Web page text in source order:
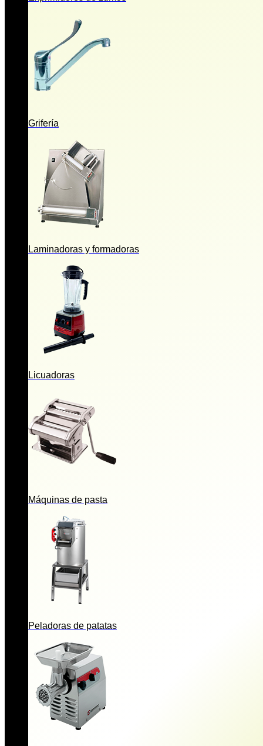
Grifería
Laminadoras y formadoras
Licuadoras
Máquinas de pasta
Peladoras de patatas